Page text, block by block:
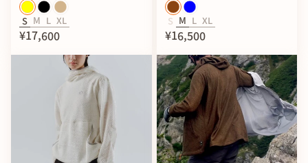
いため、フードのかぶりやすさや首周りの圧迫感を軽減する
ためです。
「センタージップを設ければいいのでは？」と思われるかも
しれませんが、それはなんだかこのアイテムにとってふさわ
しくないように考えました。
アクティブインサレーションとして「基本的に、脱いだり着
たりしない」ことを考えると、これがこのアイテムの特徴で
あり、ひとつのスタイルなのだと思います。
なので、積雪期や厳冬期での使用の際はバラクラバ等を併用
することをお勧めします。
S M L XL
¥17,600
S M L XL
¥16,500